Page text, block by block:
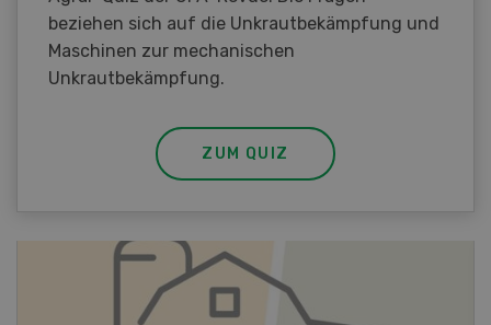
beziehen sich auf die Unkrautbekämpfung und
Maschinen zur mechanischen
Unkrautbekämpfung.
ZUM QUIZ